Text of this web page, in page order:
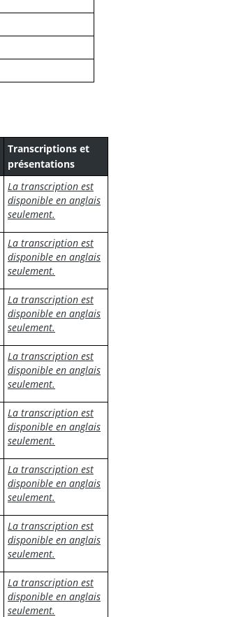
Transcriptions et
présentations
La transcription est
disponible en anglais
seulement.
La transcription est
disponible en anglais
seulement.
La transcription est
disponible en anglais
seulement.
La transcription est
disponible en anglais
seulement.
La transcription est
disponible en anglais
seulement.
La transcription est
disponible en anglais
seulement.
La transcription est
disponible en anglais
seulement.
La transcription est
disponible en anglais
seulement.